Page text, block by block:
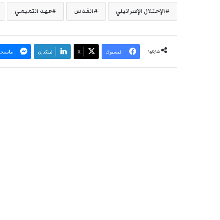
الإحتلال الإسرائيلي القدس عهد التميمي
شاركها فيسبوك ‫X لينكدإن